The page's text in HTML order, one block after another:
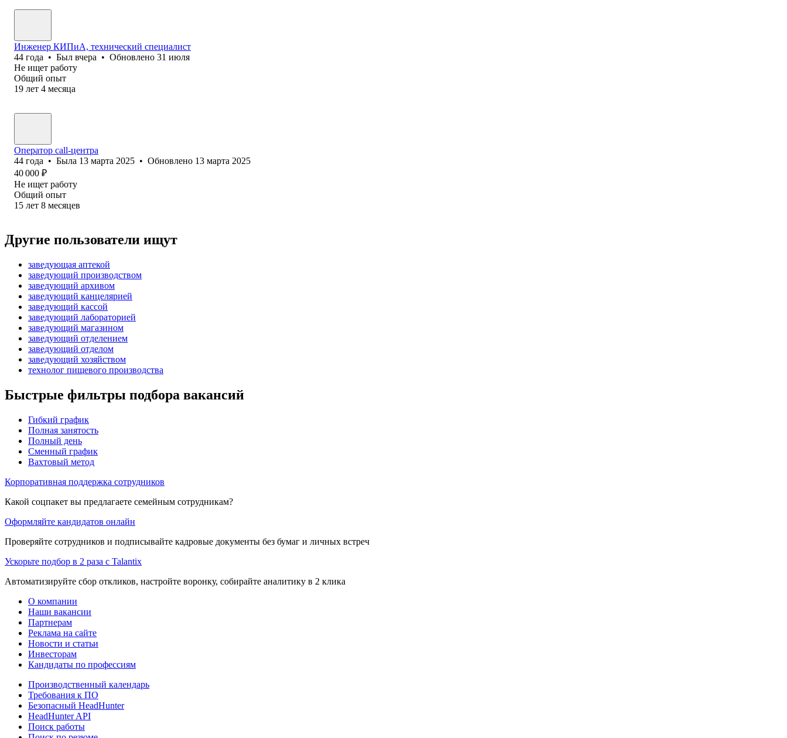
Инженер КИПиА, технический специалист
44 года • Был вчера • Обновлено 31 июля
Не ищет работу
Общий опыт
19 лет 4 месяца
Оператор call-центра
44 года • Была 13 марта 2025 • Обновлено 13 марта 2025
40 000 ₽
Не ищет работу
Общий опыт
15 лет 8 месяцев
Другие пользователи ищут
заведующая аптекой
заведующий производством
заведующий архивом
заведующий канцелярией
заведующий кассой
заведующий лабораторией
заведующий магазином
заведующий отделением
заведующий отделом
заведующий хозяйством
технолог пищевого производства
Быстрые фильтры подбора вакансий
Гибкий график
Полная занятость
Полный день
Сменный график
Вахтовый метод
Корпоративная поддержка сотрудников
Какой соцпакет вы предлагаете семейным сотрудникам?
Оформляйте кандидатов онлайн
Проверяйте сотрудников и подписывайте кадровые документы без бумаг и личных встреч
Ускорьте подбор в 2 раза с Talantix
Автоматизируйте сбор откликов, настройте воронку, собирайте аналитику в 2 клика
О компании
Наши вакансии
Партнерам
Реклама на сайте
Новости и статьи
Инвесторам
Кандидаты по профессиям
Производственный календарь
Требования к ПО
Безопасный HeadHunter
HeadHunter API
Поиск работы